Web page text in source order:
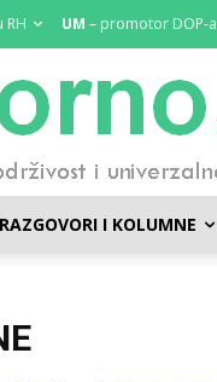
RH UM – promotor DOP-a
RAZGOVORI I KOLUMNE